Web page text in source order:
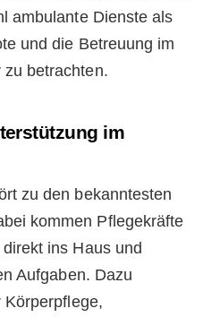
ambulante Dienste als
und die Betreuung im
betrachten.
im
zu den bekanntesten
kommen Pflegekräfte
ins Haus und
Aufgaben. Dazu